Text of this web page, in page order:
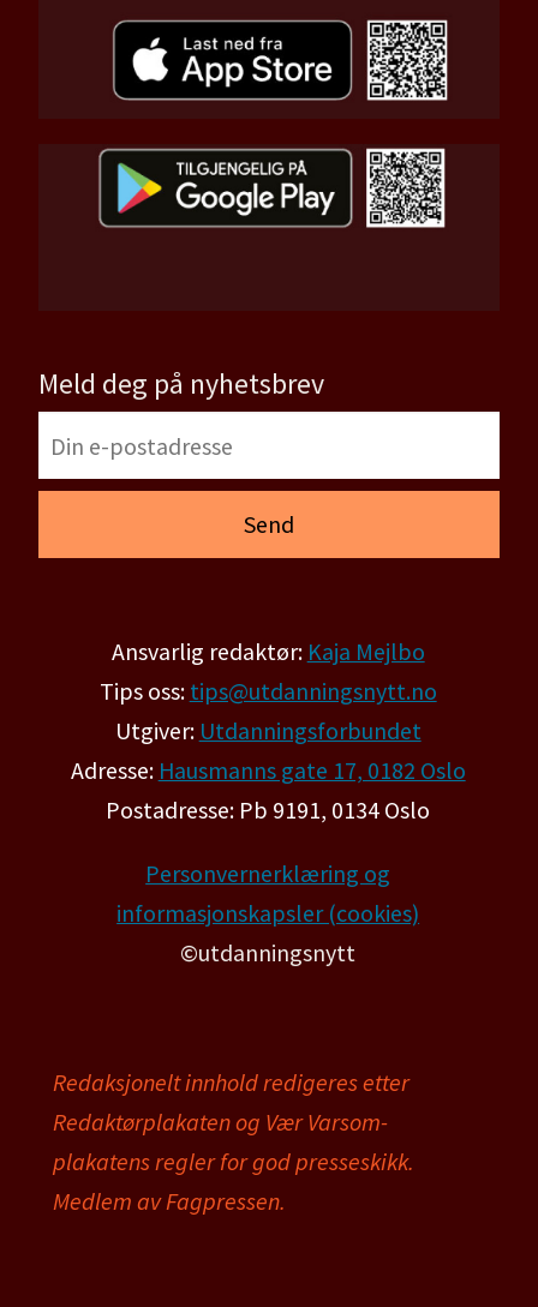
Meld deg på nyhetsbrev
Ansvarlig redaktør: Kaja Mejlbo
Tips oss: tips@utdanningsnytt.no
Utgiver: Utdanningsforbundet
Adresse: Hausmanns gate 17, 0182 Oslo
Postadresse: Pb 9191, 0134 Oslo
Personvernerklæring og
informasjonskapsler (cookies)
©utdanningsnytt
Redaksjonelt innhold redigeres etter
Redaktørplakaten og Vær Varsom-
plakatens regler for god presseskikk.
Medlem av Fagpressen.